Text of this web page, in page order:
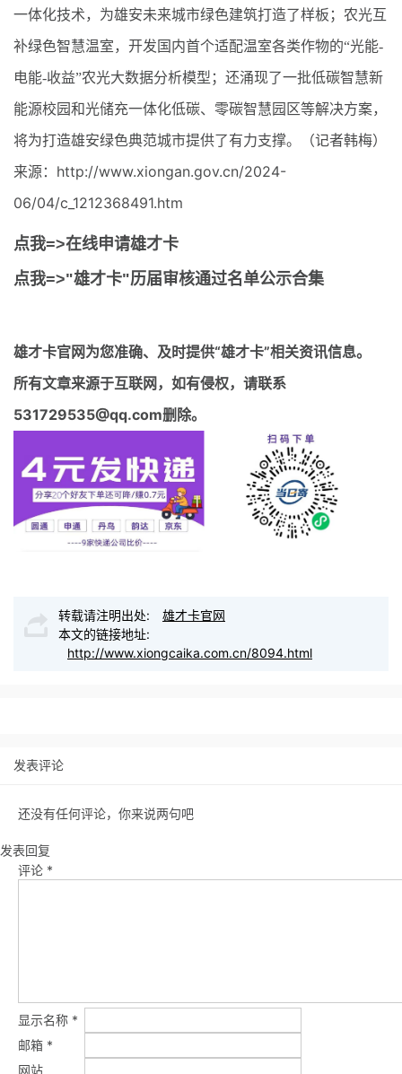
一体化技术，为雄安未来城市绿色建筑打造了样板；农光互
补绿色智慧温室，开发国内首个适配温室各类作物的“光能-
电能-收益”农光大数据分析模型；还涌现了一批低碳智慧新
能源校园和光储充一体化低碳、零碳智慧园区等解决方案，
将为打造雄安绿色典范城市提供了有力支撑。（记者韩梅）
来源：http://www.xiongan.gov.cn/2024-
06/04/c_1212368491.htm
点我=>在线申请雄才卡
点我=>"雄才卡"历届审核通过名单公示合集
雄才卡官网为您准确、及时提供“雄才卡”相关资讯信息。
所有文章来源于互联网，如有侵权，请联系
531729535@qq.com删除。
转载请注明出处:
雄才卡官网
本文的链接地址:
http://www.xiongcaika.com.cn/8094.html
发表评论
还没有任何评论，你来说两句吧
发表回复
评论 *
显示名称 *
邮箱 *
网站